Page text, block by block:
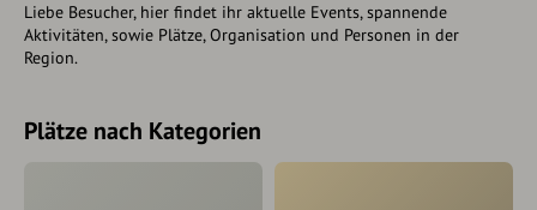
Liebe Besucher, hier findet ihr aktuelle Events, spannende
Aktivitäten, sowie Plätze, Organisation und Personen in der
Region.
Plätze nach Kategorien